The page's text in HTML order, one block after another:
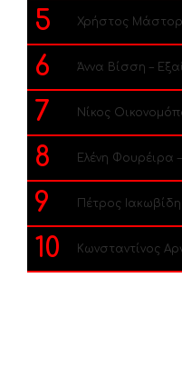
5 Χρήστος
6 Άννα Βίσση –
7 Νίκος
8 Ελένη Φουρέιρα
9 Πέτρος
10 Κωνσταντίνος